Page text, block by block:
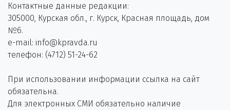
Контактные данные редакции:
305000, Курская обл., г. Курск, Красная площадь, дом
№6.
e-mail: info@kpravda.ru
телефон: (4712) 51-24-62
При использовании информации ссылка на сайт
обязательна.
Для электронных СМИ обязательно наличие